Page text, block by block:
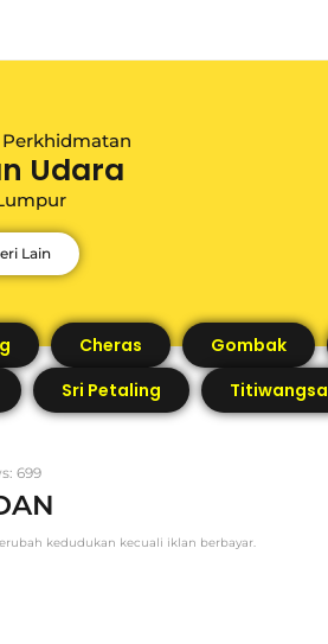
Udara
Lain
Cheras Gombak
Sri Petaling Titiwangsa
699
kedudukan kecuali iklan berbayar.